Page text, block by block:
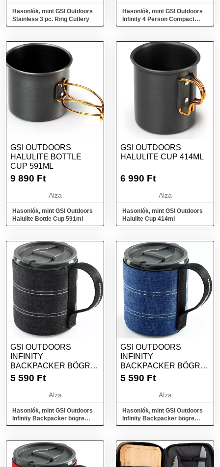
Hasonlók, mint GSI Outdoors
Stainless 3 pc. Ring Cutlery
Hasonlók, mint GSI Outdoors
Infinity 4 Person Compact
Tableset Multicolor
GSI OUTDOORS
HALULITE BOTTLE
CUP 591ML
9 890 Ft
Alza
Hasonlók, mint GSI Outdoors
Halulite Bottle Cup 591ml
GSI OUTDOORS
HALULITE CUP 414ML
6 990 Ft
Alza
Hasonlók, mint GSI Outdoors
Halulite Cup 414ml
GSI OUTDOORS
INFINITY
BACKPACKER BÖGRE
550ML FEKETE
5 590 Ft
Alza
Hasonlók, mint GSI Outdoors
Infinity Backpacker bögre
550ml fekete
GSI OUTDOORS
INFINITY
BACKPACKER BÖGRE
550ML KÉK
5 590 Ft
Alza
Hasonlók, mint GSI Outdoors
Infinity Backpacker bögre
550ml kék